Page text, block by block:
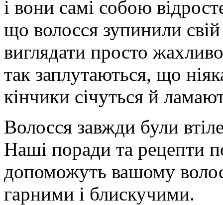
і вони самі собою
що волосся зупинили свій
виглядати просто
так заплутаються, що
кінчики січуться й
Волосся завжди були
Наші поради та рецепти
допоможуть вашому
гарними і блискучими.